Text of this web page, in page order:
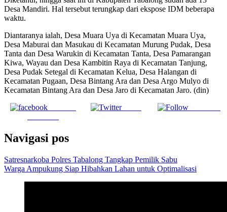
Desa Mandiri. Hal tersebut terungkap dari ekspose IDM beberapa
waktu.
Diantaranya ialah, Desa Muara Uya di Kecamatan Muara Uya,
Desa Maburai dan Masukau di Kecamatan Murung Pudak, Desa
Tanta dan Desa Warukin di Kecamatan Tanta, Desa Pamarangan
Kiwa, Wayau dan Desa Kambitin Raya di Kecamatan Tanjung,
Desa Pudak Setegal di Kecamatan Kelua, Desa Halangan di
Kecamatan Pugaan, Desa Bintang Ara dan Desa Argo Mulyo di
Kecamatan Bintang Ara dan Desa Jaro di Kecamatan Jaro. (din)
Tweet
Navigasi pos
Satresnarkoba Polres Tabalong Tangkap Pemilik Sabu
Warga Ampukung Siap Hibahkan Lahan untuk Optimalisasi